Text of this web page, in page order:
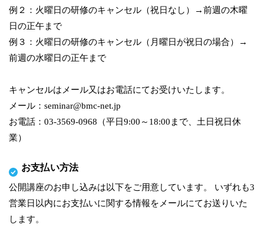
例２：火曜日の研修のキャンセル（祝日なし）→前週の木曜
日の正午まで
例３：火曜日の研修のキャンセル（月曜日が祝日の場合）→
前週の水曜日の正午まで
キャンセルはメール又はお電話にてお受けいたします。
メール：seminar@bmc-net.jp
お電話：03-3569-0968（平日9:00～18:00まで、土日祝日休
業）
お支払い方法
公開講座のお申し込みは以下をご用意しています。 いずれも3
営業日以内にお支払いに関する情報をメールにてお送りいた
します。